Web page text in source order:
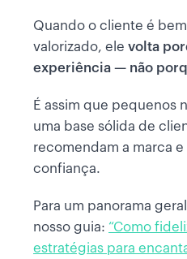
Quando o cliente é
valorizado, ele volta
experiência — não
É assim que pequenos
uma base sólida de
recomendam a marca
confiança.
Para um panorama
nosso guia: “Como
estratégias para